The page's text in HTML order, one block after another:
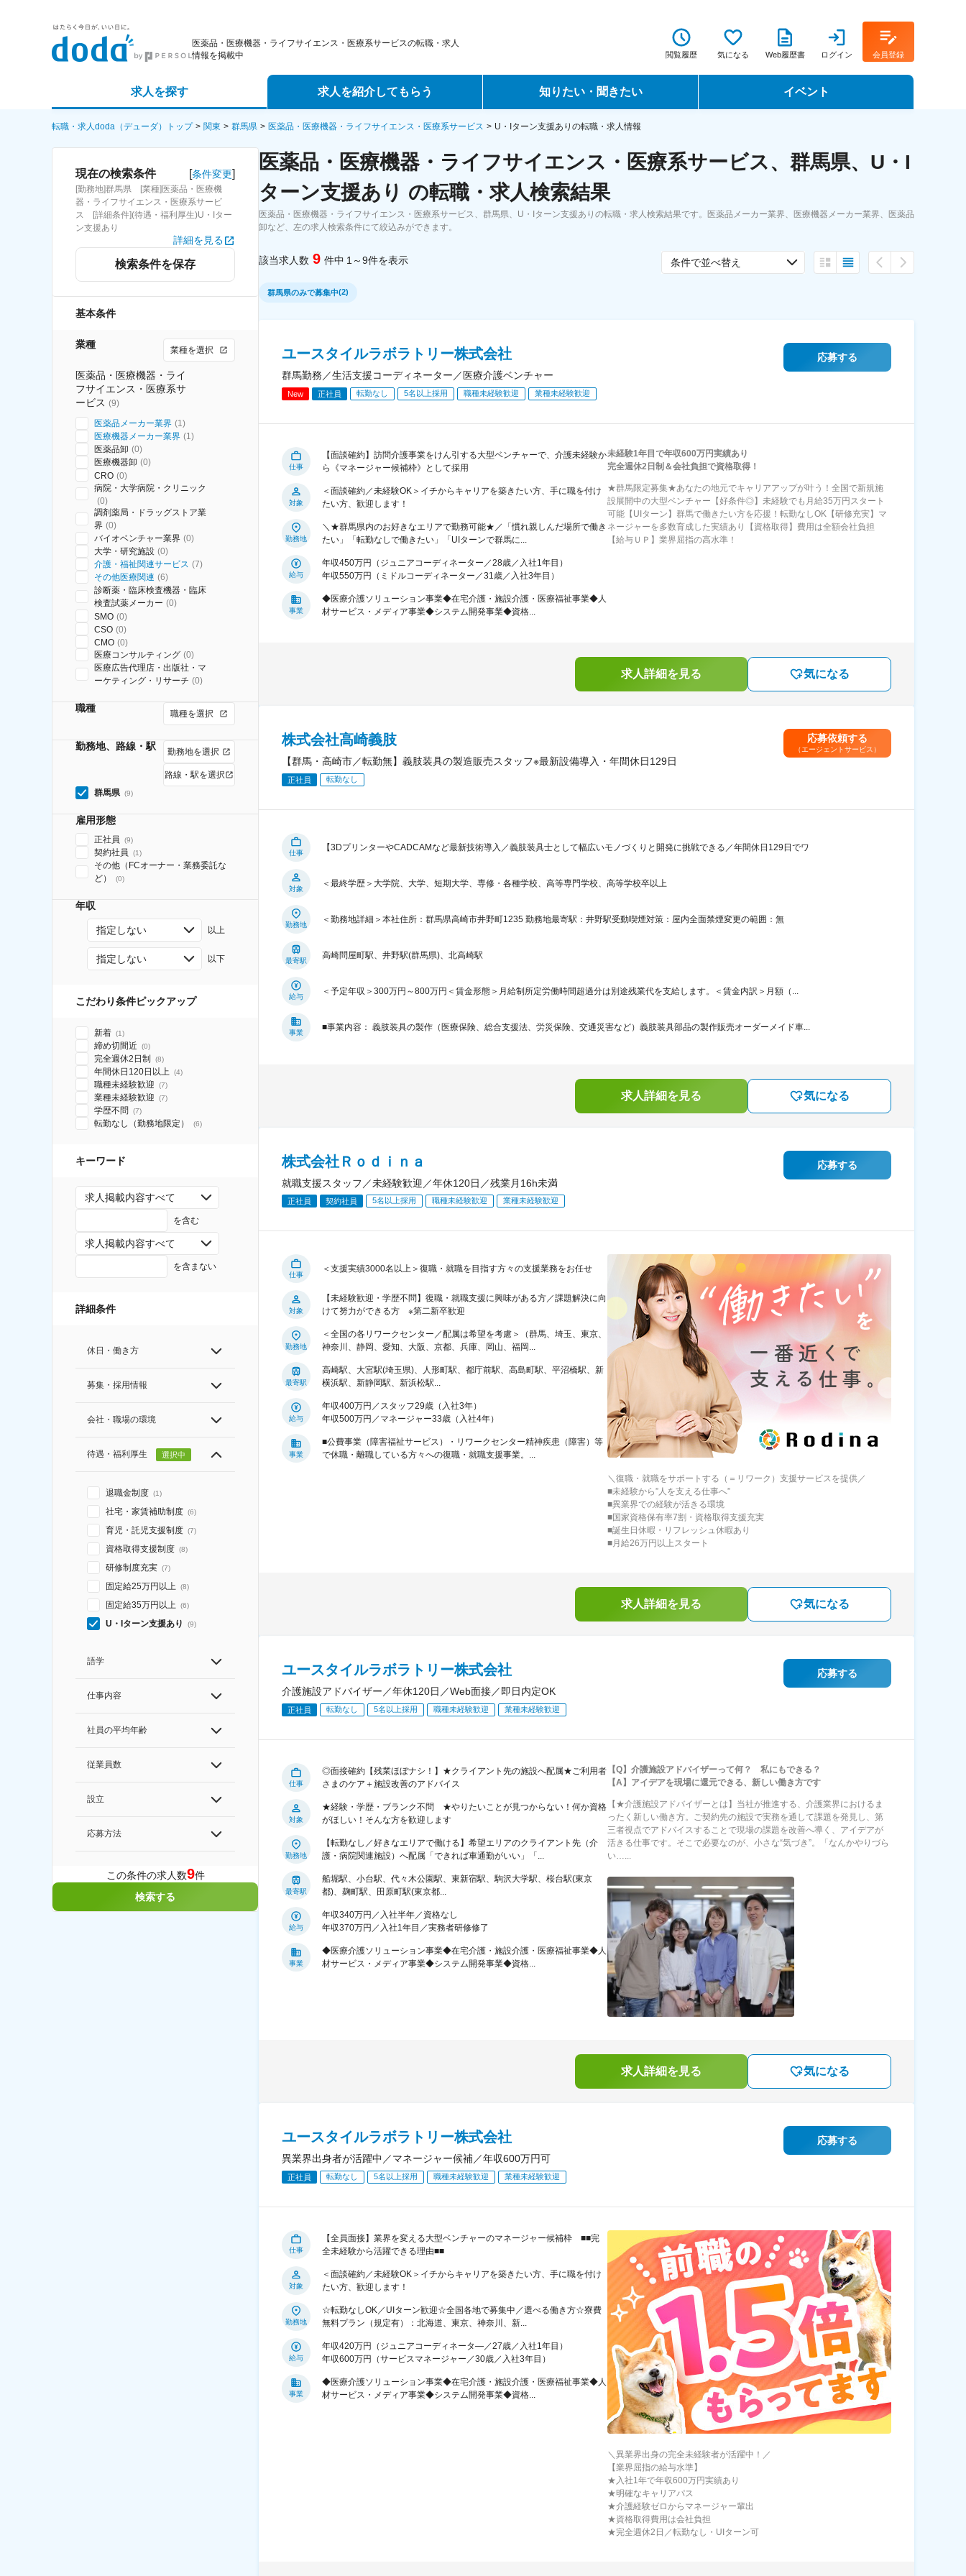
医薬品・医療機器・ライフサイエンス・医療系サービスの転職・求人
情報を掲載中
閲覧履歴 気になる Web履歴書 ログイン 会員登録
求人を探す
詳細条件から探す
求人特集から探す
求人を紹介してもらう
エージェントサービス
スカウトサービス
パートナーエージェントサービス
知りたい・聞きたい
転職ノウハウ
データで見る転職
コラム・インタビュー
イベント
転職フェア
転職・求人doda（デューダ）トップ 関東 群馬県 医薬品・医療機器・ライフサイエンス・医療系サービス U・Iターン支援ありの転職・求人情報
現在の検索条件 [条件変更]
[勤務地]群馬県 [業種]医薬品・医療機
器・ライフサイエンス・医療系サービ
ス [詳細条件](待遇・福利厚生)U・Iター
ン支援あり
詳細を見る
検索条件を保存
基本条件
業種 業種を選択
医薬品・医療機器・ライ
フサイエンス・医療系サ
ービス (9)
医薬品メーカー業界 (1)
医療機器メーカー業界 (1)
医薬品卸 (0)
医療機器卸 (0)
CRO (0)
病院・大学病院・クリニック
(0)
調剤薬局・ドラッグストア業
界 (0)
バイオベンチャー業界 (0)
大学・研究施設 (0)
介護・福祉関連サービス (7)
その他医療関連 (6)
診断薬・臨床検査機器・臨床
検査試薬メーカー (0)
SMO (0)
CSO (0)
CMO (0)
医療コンサルティング (0)
医療広告代理店・出版社・マ
ーケティング・リサーチ (0)
職種 職種を選択
勤務地、路線・駅 勤務地を選択
路線・駅を選択
群馬県 (9)
雇用形態
正社員 (9)
契約社員 (1)
その他（FCオーナー・業務委託な
ど）
(0)
年収
指定しない 以上
指定しない 以下
こだわり条件ピックアップ
新着 (1)
締め切間近 (0)
完全週休2日制 (8)
年間休日120日以上 (4)
職種未経験歓迎 (7)
業種未経験歓迎 (7)
学歴不問 (7)
転勤なし（勤務地限定） (6)
キーワード
求人掲載内容すべて
を含む
求人掲載内容すべて
を含まない
詳細条件
休日・働き方
募集・採用情報
会社・職場の環境
待遇・福利厚生 選択中
退職金制度 (1)
社宅・家賃補助制度 (6)
育児・託児支援制度 (7)
資格取得支援制度 (8)
研修制度充実 (7)
固定給25万円以上 (8)
固定給35万円以上 (6)
U・Iターン支援あり (9)
語学
仕事内容
社員の平均年齢
従業員数
設立
応募方法
この条件の求人数9件
検索する
医薬品・医療機器・ライフサイエンス・医療系サービス、群馬県、U・I
ターン支援あり の転職・求人検索結果
医薬品・医療機器・ライフサイエンス・医療系サービス、群馬県、U・Iターン支援ありの転職・求人検索結果です。医薬品メーカー業界、医療機器メーカー業界、医薬品
卸など、左の求人検索条件にて絞込みができます。
該当求人数 9 件中 1～9件を表示 条件で並べ替え
群馬県のみで募集中(2)
ユースタイルラボラトリー株式会社
群馬勤務／生活支援コーディネーター／医療介護ベンチャー
New 正社員 転勤なし 5名以上採用 職種未経験歓迎 業種未経験歓迎
応募する
仕事
【面談確約】訪問介護事業をけん引する大型ベンチャーで、介護未経験か
ら《マネージャー候補枠》として採用
対象
＜面談確約／未経験OK＞イチからキャリアを築きたい方、手に職を付け
たい方、歓迎します！
勤務地
＼★群馬県内のお好きなエリアで勤務可能★／「慣れ親しんだ場所で働き
たい」「転勤なしで働きたい」「UIターンで群馬に...
給与
年収450万円（ジュニアコーディネーター／28歳／入社1年目）
年収550万円（ミドルコーディネーター／31歳／入社3年目）
事業
◆医療介護ソリューション事業◆在宅介護・施設介護・医療福祉事業◆人
材サービス・メディア事業◆システム開発事業◆資格...
未経験1年目で年収600万円実績あり
完全週休2日制＆会社負担で資格取得！
★群馬限定募集★あなたの地元でキャリアアップが叶う！全国で新規施
設展開中の大型ベンチャー【好条件◎】未経験でも月給35万円スタート
可能【UIターン】群馬で働きたい方を応援！転勤なしOK【研修充実】マ
ネージャーを多数育成した実績あり【資格取得】費用は全額会社負担
【給与ＵＰ】業界屈指の高水準！
求人詳細を見る 気になる
株式会社高崎義肢
【群馬・高崎市／転勤無】義肢装具の製造販売スタッフ※最新設備導入・年間休日129日
正社員 転勤なし
応募依頼する
（エージェントサービス）
仕事
【3DプリンターやCADCAMなど最新技術導入／義肢装具士として幅広いモノづくりと開発に挑戦できる／年間休日129日でワ
対象
＜最終学歴＞大学院、大学、短期大学、専修・各種学校、高等専門学校、高等学校卒以上
勤務地
＜勤務地詳細＞本社住所：群馬県高崎市井野町1235 勤務地最寄駅：井野駅受動喫煙対策：屋内全面禁煙変更の範囲：無
最寄駅
高崎問屋町駅、井野駅(群馬県)、北高崎駅
給与
＜予定年収＞300万円～800万円＜賃金形態＞月給制所定労働時間超過分は別途残業代を支給します。＜賃金内訳＞月額（...
事業
■事業内容： 義肢装具の製作（医療保険、総合支援法、労災保険、交通災害など）義肢装具部品の製作販売オーダーメイド車...
求人詳細を見る 気になる
株式会社Ｒｏｄｉｎａ
就職支援スタッフ／未経験歓迎／年休120日／残業月16h未満
正社員 契約社員 5名以上採用 職種未経験歓迎 業種未経験歓迎
応募する
仕事
＜支援実績3000名以上＞復職・就職を目指す方々の支援業務をお任せ
対象
【未経験歓迎・学歴不問】復職・就職支援に興味がある方／課題解決に向
けて努力ができる方 ※第二新卒歓迎
勤務地
＜全国の各リワークセンター／配属は希望を考慮＞（群馬、埼玉、東京、
神奈川、静岡、愛知、大阪、京都、兵庫、岡山、福岡...
最寄駅
高崎駅、大宮駅(埼玉県)、人形町駅、都庁前駅、高島町駅、平沼橋駅、新
横浜駅、新静岡駅、新浜松駅...
給与
年収400万円／スタッフ29歳（入社3年）
年収500万円／マネージャー33歳（入社4年）
事業
■公費事業（障害福祉サービス）・リワークセンター精神疾患（障害）等
で休職・離職している方々への復職・就職支援事業。...
＼復職・就職をサポートする（＝リワーク）支援サービスを提供／
■未経験から”人を支える仕事へ”
■異業界での経験が活きる環境
■国家資格保有率7割・資格取得支援充実
■誕生日休暇・リフレッシュ休暇あり
■月給26万円以上スタート
求人詳細を見る 気になる
ユースタイルラボラトリー株式会社
介護施設アドバイザー／年休120日／Web面接／即日内定OK
正社員 転勤なし 5名以上採用 職種未経験歓迎 業種未経験歓迎
応募する
仕事
◎面接確約【残業ほぼナシ！】★クライアント先の施設へ配属★ご利用者
さまのケア＋施設改善のアドバイス
対象
★経験・学歴・ブランク不問 ★やりたいことが見つからない！何か資格
がほしい！そんな方を歓迎します
勤務地
【転勤なし／好きなエリアで働ける】希望エリアのクライアント先（介
護・病院関連施設）へ配属「できれば車通勤がいい」「...
最寄駅
船堀駅、小台駅、代々木公園駅、東新宿駅、駒沢大学駅、桜台駅(東京
都)、麹町駅、田原町駅(東京都...
給与
年収340万円／入社半年／資格なし
年収370万円／入社1年目／実務者研修修了
事業
◆医療介護ソリューション事業◆在宅介護・施設介護・医療福祉事業◆人
材サービス・メディア事業◆システム開発事業◆資格...
【Q】介護施設アドバイザーって何？ 私にもできる？
【A】アイデアを現場に還元できる、新しい働き方です
【★介護施設アドバイザーとは】当社が推進する、介護業界におけるま
ったく新しい働き方。ご契約先の施設で実務を通して課題を発見し、第
三者視点でアドバイスすることで現場の課題を改善へ導く、アイデアが
活きる仕事です。そこで必要なのが、小さな“気づき”。「なんかやりづら
い…...
求人詳細を見る 気になる
ユースタイルラボラトリー株式会社
異業界出身者が活躍中／マネージャー候補／年収600万円可
正社員 転勤なし 5名以上採用 職種未経験歓迎 業種未経験歓迎
応募する
仕事
【全員面接】業界を変える大型ベンチャーのマネージャー候補枠 ■■完
全未経験から活躍できる理由■■
対象
＜面談確約／未経験OK＞イチからキャリアを築きたい方、手に職を付け
たい方、歓迎します！
勤務地
☆転勤なしOK／UIターン歓迎☆全国各地で募集中／選べる働き方☆寮費
無料プラン（規定有）：北海道、東京、神奈川、新...
給与
年収420万円（ジュニアコーディネータ―／27歳／入社1年目）
年収600万円（サービスマネージャー／30歳／入社3年目）
事業
◆医療介護ソリューション事業◆在宅介護・施設介護・医療福祉事業◆人
材サービス・メディア事業◆システム開発事業◆資格...
＼異業界出身の完全未経験者が活躍中！／
【業界屈指の給与水準】
★入社1年で年収600万円実績あり
★明確なキャリアパス
★介護経験ゼロからマネージャー輩出
★資格取得費用は会社負担
★完全週休2日／転勤なし・UIターン可